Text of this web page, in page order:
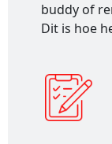
buddy of
Dit is hoe